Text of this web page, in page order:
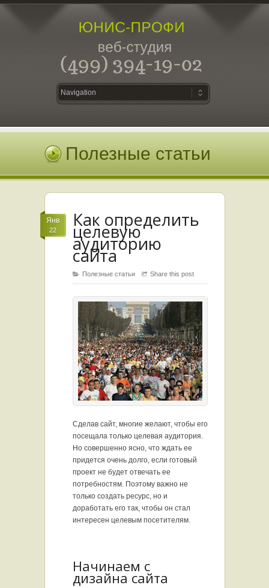
Полезные статьи
Янв
22 Как определить
целевую
аудиторию
сайта
Полезные статьи Share this post
Сделав сайт, многие желают, чтобы его
посещала только целевая аудитория.
Но совершенно ясно, что ждать ее
придется очень долго, если готовый
проект не будет отвечать ее
потребностям. Поэтому важно не
только создать ресурс, но и
доработать его так, чтобы он стал
интересен целевым посетителям.
Начинаем с
дизайна сайта